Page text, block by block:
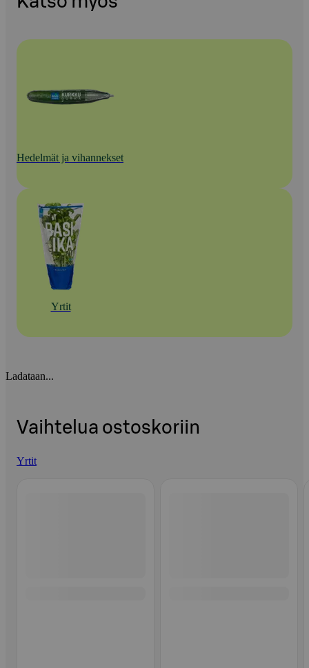
Hedelmät ja vihannekset
Yrtit
Ladataan...
Vaihtelua ostoskoriin
Yrtit